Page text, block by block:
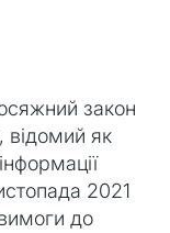
закон
відомий як
2021
до